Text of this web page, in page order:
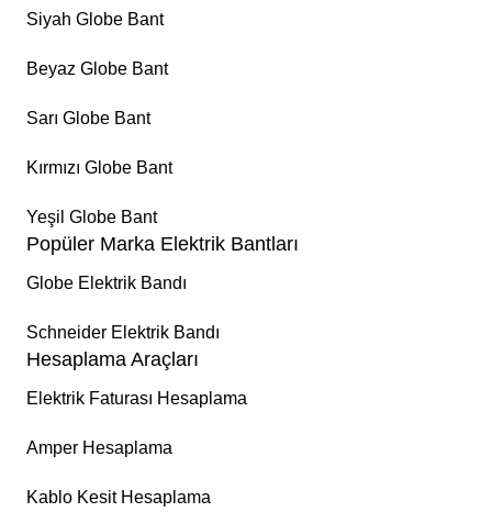
Siyah Globe Bant
Beyaz Globe Bant
Sarı Globe Bant
Kırmızı Globe Bant
Yeşil Globe Bant
Popüler Marka Elektrik Bantları
Globe Elektrik Bandı
Schneider Elektrik Bandı
Hesaplama Araçları
Elektrik Faturası Hesaplama
Amper Hesaplama
Kablo Kesit Hesaplama